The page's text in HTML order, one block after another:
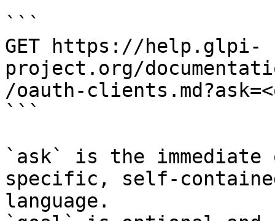
```
GET https://help.glpi-
project.org/
/oauth-
```
`ask` is the
specific, self-
language.